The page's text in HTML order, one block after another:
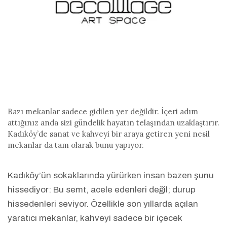
Bazı mekanlar sadece gidilen yer değildir. İçeri adım
attığınız anda sizi gündelik hayatın telaşından uzaklaştırır.
Kadıköy’de sanat ve kahveyi bir araya getiren yeni nesil
mekanlar da tam olarak bunu yapıyor.
Kadıköy’ün sokaklarında yürürken insan bazen şunu
hissediyor: Bu semt, acele edenleri değil; durup
hissedenleri seviyor. Özellikle son yıllarda açılan
yaratıcı mekanlar, kahveyi sadece bir içecek